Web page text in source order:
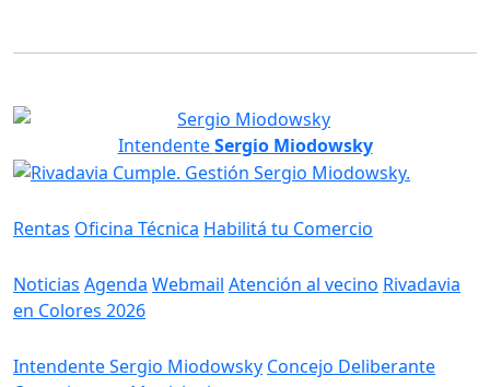
IntendenteSergio Miodowsky
Rentas Oficina Técnica Habilitá tu Comercio
Noticias Agenda Webmail Atención al vecino Rivadavia
en Colores 2026
Intendente Sergio Miodowsky Concejo Deliberante